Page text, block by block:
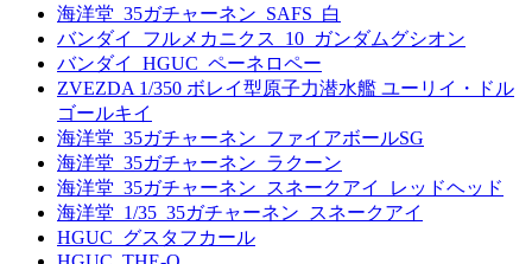
海洋堂_35ガチャーネン_SAFS_白
バンダイ_フルメカニクス_10_ガンダムグシオン
バンダイ_HGUC_ペーネロペー
ZVEZDA 1/350 ボレイ型原子力潜水艦 ユーリイ・ドル
ゴールキイ
海洋堂_35ガチャーネン_ファイアボールSG
海洋堂_35ガチャーネン_ラクーン
海洋堂_35ガチャーネン_スネークアイ_レッドヘッド
海洋堂_1/35_35ガチャーネン_スネークアイ
HGUC_グスタフカール